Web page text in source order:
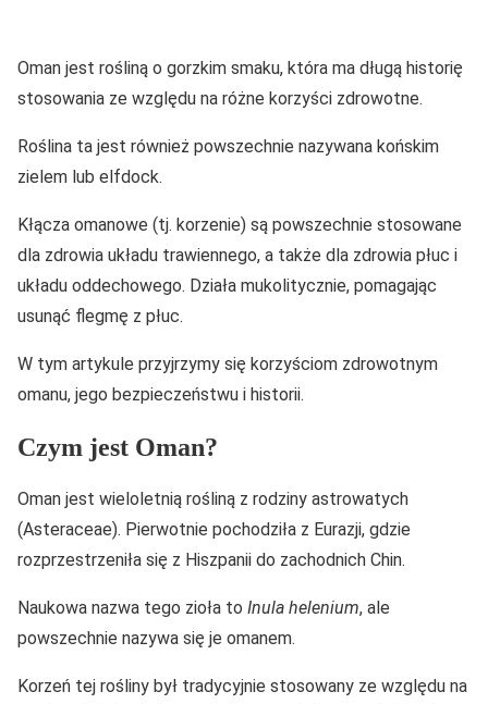
Oman jest rośliną o gorzkim smaku, która ma długą historię
stosowania ze względu na różne korzyści zdrowotne.
Roślina ta jest również powszechnie nazywana końskim
zielem lub elfdock.
Kłącza omanowe (tj. korzenie) są powszechnie stosowane
dla zdrowia układu trawiennego, a także dla zdrowia płuc i
układu oddechowego. Działa mukolitycznie, pomagając
usunąć flegmę z płuc.
W tym artykule przyjrzymy się korzyściom zdrowotnym
omanu, jego bezpieczeństwu i historii.
Czym jest Oman?
Oman jest wieloletnią rośliną z rodziny astrowatych
(Asteraceae). Pierwotnie pochodziła z Eurazji, gdzie
rozprzestrzeniła się z Hiszpanii do zachodnich Chin.
Naukowa nazwa tego zioła to Inula helenium, ale
powszechnie nazywa się je omanem.
Korzeń tej rośliny był tradycyjnie stosowany ze względu na